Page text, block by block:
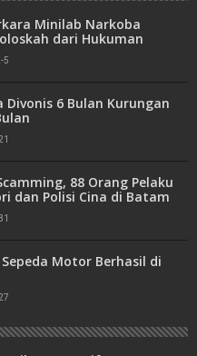
Minilab Narkoba
dari Hukuman
5
Divonis 6 Bulan Kurungan
88 Orang Pelaku
dan Polisi Cina di Batam
Motor Berhasil di